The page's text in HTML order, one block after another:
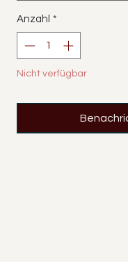
Anzahl *
Nicht verfügbar